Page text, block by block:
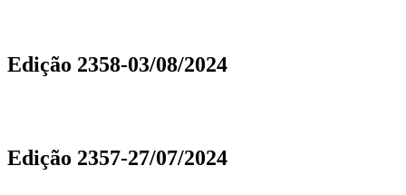
Edição 2358-03/08/2024
Edição 2357-27/07/2024